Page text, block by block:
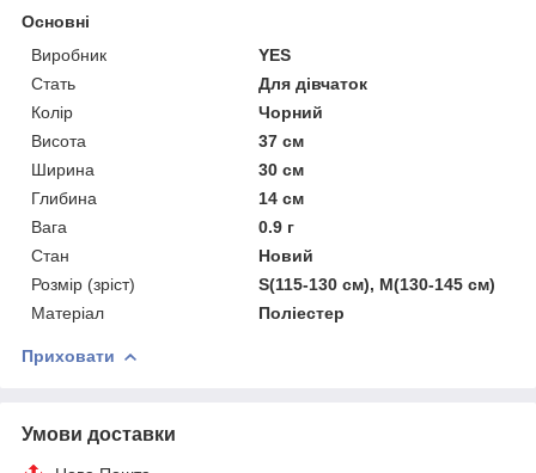
Основні
Виробник
YES
Стать
Для дівчаток
Колір
Чорний
Висота
37 см
Ширина
30 см
Глибина
14 см
Вага
0.9 г
Стан
Новий
Розмір (зріст)
S(115-130 см), M(130-145 см)
Матеріал
Поліестер
Приховати
Умови доставки